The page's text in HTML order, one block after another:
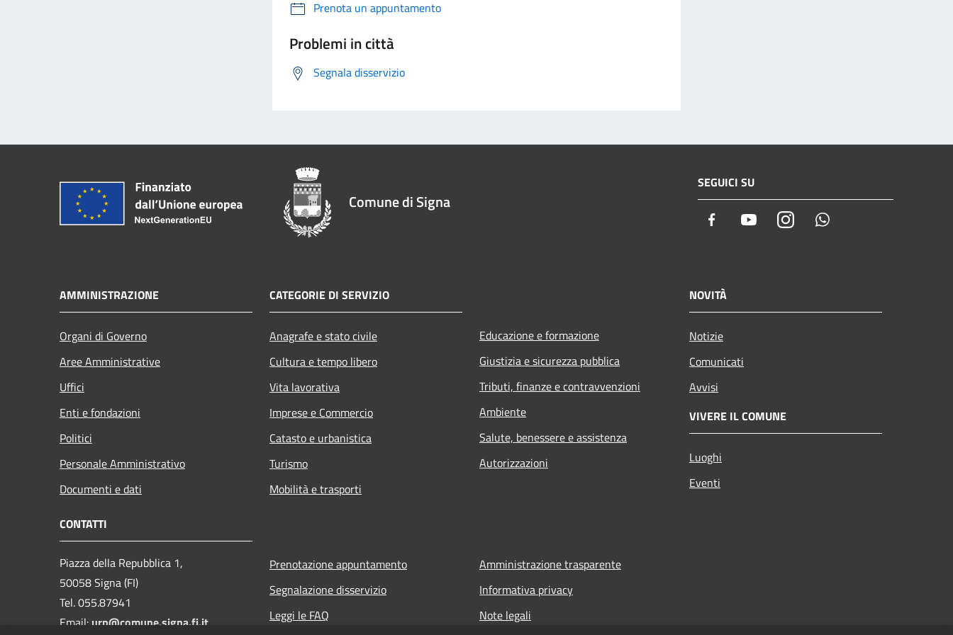
Prenota un appuntamento
Problemi in città
Segnala disservizio
Comune di Signa
SEGUICI SU
Facebook YoutubeInstagram
AMMINISTRAZIONE
Organi di Governo
Aree Amministrative
Uffici
Enti e fondazioni
Politici
Personale Amministrativo
Documenti e dati
CATEGORIE DI SERVIZIO
Anagrafe e stato civile
Cultura e tempo libero
Vita lavorativa
Imprese e Commercio
Catasto e urbanistica
Turismo
Mobilità e trasporti
Educazione e formazione
Giustizia e sicurezza pubblica
Tributi, finanze e contravvenzioni
Ambiente
Salute, benessere e assistenza
Autorizzazioni
NOVITÀ
Notizie
Comunicati
Avvisi
VIVERE IL COMUNE
Luoghi
Eventi
CONTATTI
Piazza della Repubblica 1,
50058 Signa (FI)
Tel. 055.87941
Email:urp@comune.signa.fi.it
Prenotazione appuntamento
Segnalazione disservizio
Leggi le FAQ
Amministrazione trasparente
Informativa privacy
Note legali